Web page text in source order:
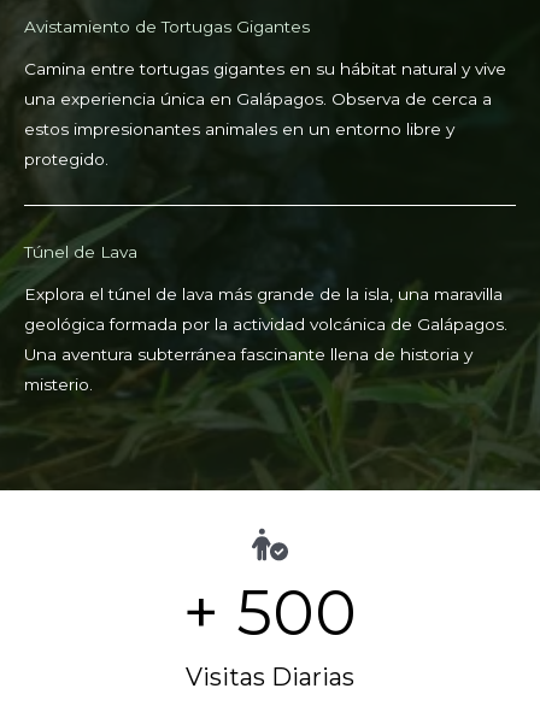
Avistamiento de Tortugas Gigantes
Camina entre tortugas gigantes en su hábitat natural y vive
una experiencia única en Galápagos. Observa de cerca a
estos impresionantes animales en un entorno libre y
protegido.
Túnel de Lava
Explora el túnel de lava más grande de la isla, una maravilla
geológica formada por la actividad volcánica de Galápagos.
Una aventura subterránea fascinante llena de historia y
misterio.
+ 500
Visitas Diarias